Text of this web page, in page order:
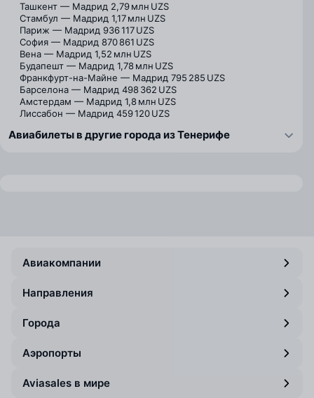
Ташкент — Мадрид 2,79 млн UZS
Стамбул — Мадрид 1,17 млн UZS
Париж — Мадрид 936 117 UZS
София — Мадрид 870 861 UZS
Вена — Мадрид 1,52 млн UZS
Будапешт — Мадрид 1,78 млн UZS
Франкфурт-на-Майне — Мадрид 795 285 UZS
Барселона — Мадрид 498 362 UZS
Амстердам — Мадрид 1,8 млн UZS
Лиссабон — Мадрид 459 120 UZS
Авиабилеты в другие города из Тенерифе
Авиакомпании
Направления
Города
Аэропорты
Aviasales в мире